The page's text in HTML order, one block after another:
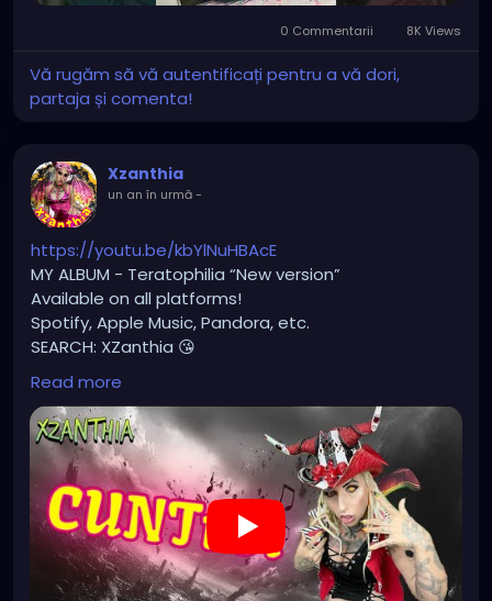
0 Commentarii 8K Views
Vă rugăm să vă autentificați pentru a vă dori,
partaja și comenta!
Xzanthia
un an în urmă-
https://youtu.be/kbYlNuHBAcE
MY ALBUM - Teratophilia “New version”
Available on all platforms!
Spotify, Apple Music, Pandora, etc.
SEARCH: XZanthia 😘
⚠️ Please add
INSTAGRAM.com/xzanthia.official.profile
TikTok.com/@xzanthia.music
🔥🎶❤️‍🔥 MY ART & ORIGINAL MUSIC!!! 🥰 ➡️
XZanthia.com
YOUTUBE.com/XZanthiaMUSIC
Read more